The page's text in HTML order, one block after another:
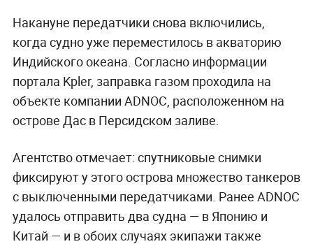
Накануне передатчики снова включились,
когда судно уже переместилось в акваторию
Индийского океана. Согласно информации
портала Kpler, заправка газом проходила на
объекте компании ADNOC, расположенном на
острове Дас в Персидском заливе.
Агентство отмечает: спутниковые снимки
фиксируют у этого острова множество танкеров
с выключенными передатчиками. Ранее ADNOC
удалось отправить два судна — в Японию и
Китай — и в обоих случаях экипажи также